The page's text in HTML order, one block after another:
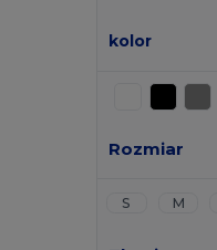
kolor
Rozmiar
S M